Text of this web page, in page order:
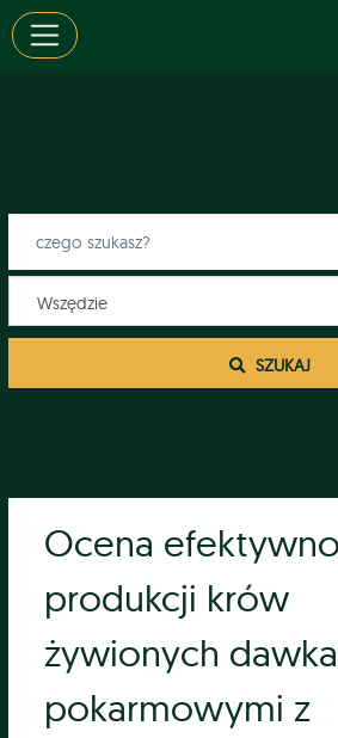
SZUKAJ
Ocena
produkcji krów
żywionych
pokarmowymi z